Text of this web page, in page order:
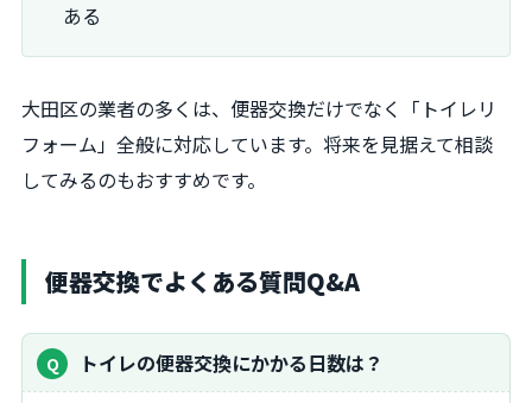
ある
大田区の業者の多くは、便器交換だけでなく「トイレリ
フォーム」全般に対応しています。将来を見据えて相談
してみるのもおすすめです。
便器交換でよくある質問Q&A
トイレの便器交換にかかる日数は？